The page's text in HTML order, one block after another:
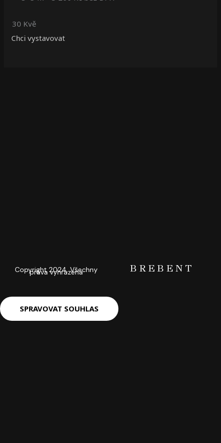
30 Kvě
Chci vystavovat
Copyright 2024. Všechny
práva vyhrazena BREBENT
SPRAVOVAT SOUHLAS